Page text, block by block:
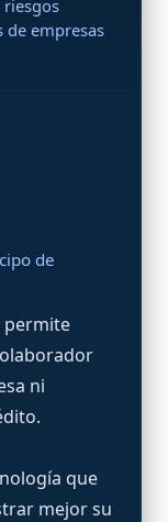
empresas
de
permite
ni
que
mejor su